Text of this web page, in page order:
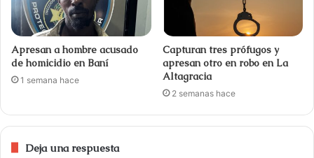
Apresan a hombre acusado
de homicidio en Baní
1 semana hace
Capturan tres prófugos y
apresan otro en robo en La
Altagracia
2 semanas hace
Deja una respuesta